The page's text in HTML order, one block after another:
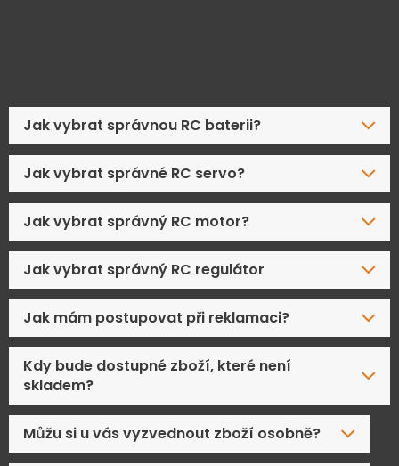
Jak vybrat správnou RC baterii?
Jak vybrat správné RC servo?
Jak vybrat správný RC motor?
Jak vybrat správný RC regulátor
Jak mám postupovat při reklamaci?
Kdy bude dostupné zboží, které není
skladem?
Můžu si u vás vyzvednout zboží osobně?